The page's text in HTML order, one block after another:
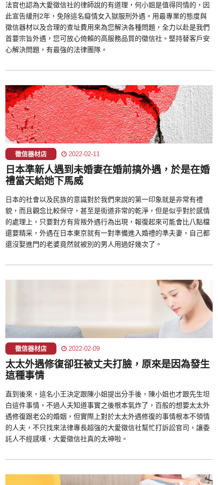
法官也認為大愛徵信社的律師說的有道理，何小姐是值得同情的，因
此宣告緩刑2年，免除這名癡情女入獄服刑外遇。用最專業的態度與
徵信器材以及合理的查址費用來為您解決各種問題，全力以赴是我們
首要宗旨外遇，您可放心倚賴的高服務品質的徵信社。堅持替客戶安
心解決問題，有最強的法律團隊。
徵信器材店 2022-02-11
日本準新人遇到未婚妻在婚前搞外遇，於是在婚
禮當天給她下馬威
日本的社會以及民族的意識對於我們來說的第一印象就是非常有禮
貌，而且觀念比較保守，甚至是街道非常的乾淨，但是似乎對於感情
的處理上，只要對方有背叛外遇行為出現，報復起來可能會比八點檔
還要精采，外遇在日本東京就有一對準備進入婚禮的準夫妻，自己都
還沒娶進門的老婆竟然就被別的男人用過好幾次了。
徵信器材店 2022-02-09
太太外遇修復卻狂被丈夫打臉，原來是因為發生
這種事情
直到後來，這名小王決定跟陳小姐提出分手後，陳小姐也才跟先生坦
白這件事情，不過人夫知道事實之後根本氣炸了，百般的想要太太外
遇修復跟老公的婚姻，但實際上對於太太外遇修復的事情根本不領情
的人夫，不只找來法律專長超強的大愛徵信社幫忙打訴訟官司，讓委
託人不經感嘆，大愛徵信社真的太神啦。